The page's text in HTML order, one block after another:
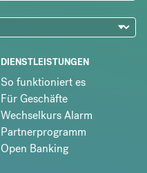
DIENSTLEISTUNGEN
So funktioniert es
Für Geschäfte
Wechselkurs Alarm
Partnerprogramm
Open Banking